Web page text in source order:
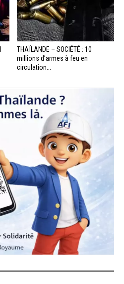
THAÏLANDE – SOCIÉTÉ : 10
millions d’armes à feu en
circulation...